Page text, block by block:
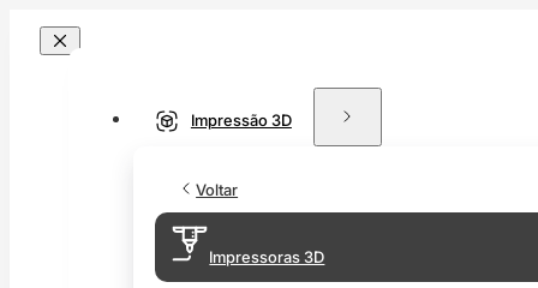
Impressão 3D
Voltar
Impressoras 3D